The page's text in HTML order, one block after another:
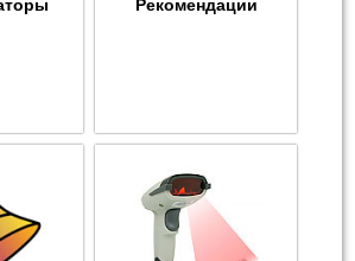
Рекомендации